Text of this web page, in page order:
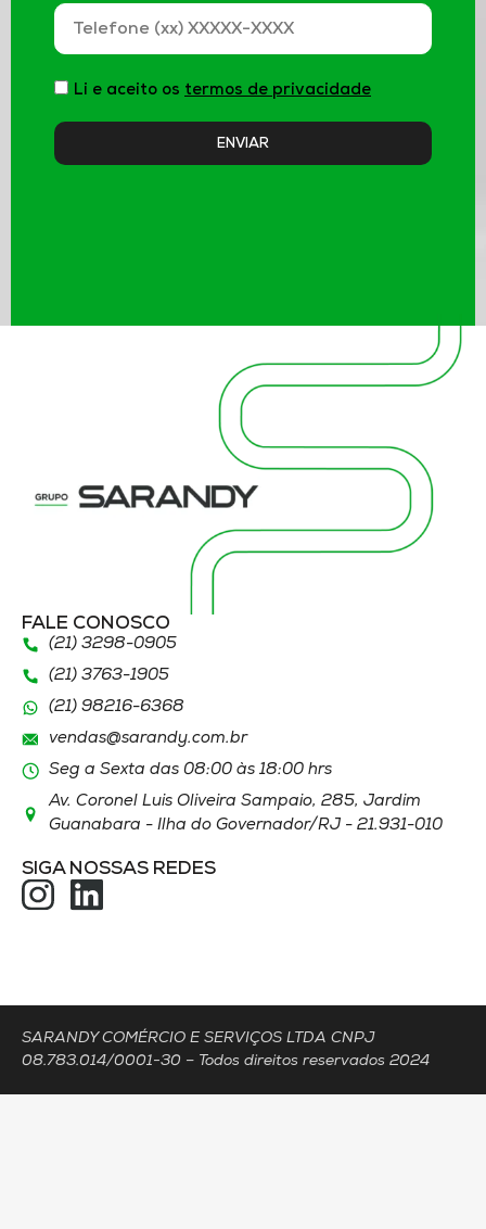
Li e aceito os termos de privacidade
ENVIAR
FALE CONOSCO
(21) 3298-0905
(21) 3763-1905
(21) 98216-6368
vendas@sarandy.com.br
Seg a Sexta das 08:00 às 18:00 hrs
Av. Coronel Luis Oliveira Sampaio, 285, Jardim
Guanabara - Ilha do Governador/RJ - 21.931-010
SIGA NOSSAS REDES
SARANDY COMÉRCIO E SERVIÇOS LTDA CNPJ
08.783.014/0001-30 – Todos direitos reservados 2024